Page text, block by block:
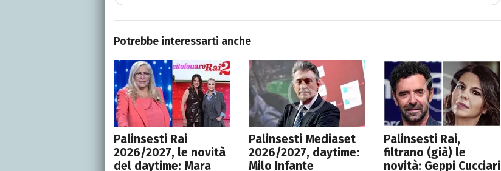
Potrebbe interessarti anche
Palinsesti Rai
2026/2027, le novità
del daytime: Mara
Palinsesti Mediaset
2026/2027, daytime:
Milo Infante
Palinsesti Rai,
filtrano (già) le
novità: Geppi Cucciari